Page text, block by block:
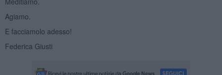
Agiamo.
E facciamolo adesso!
Federica Giusti